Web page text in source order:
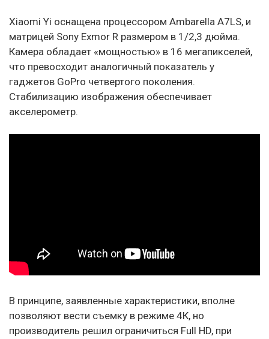
Xiaomi Yi оснащена процессором Ambarella A7LS, и
матрицей Sony Exmor R размером в 1/2,3 дюйма.
Камера обладает «мощностью» в 16 мегапикселей,
что превосходит аналогичный показатель у
гаджетов GoPro четвертого поколения.
Стабилизацию изображения обеспечивает
акселерометр.
В принципе, заявленные характеристики, вполне
позволяют вести съемку в режиме 4К, но
производитель решил ограничиться Full HD, при